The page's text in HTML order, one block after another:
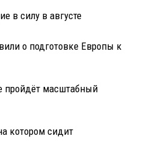
в силу в августе
о подготовке Европы к
пройдёт масштабный
котором сидит